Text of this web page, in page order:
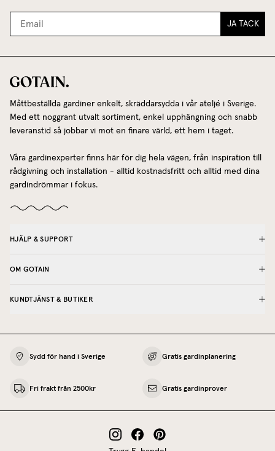
JA TACK
Måttbeställda gardiner enkelt, skräddarsydda i vår ateljé i Sverige.
Med ett noggrant utvalt sortiment, enkel upphängning och snabb
leveranstid så jobbar vi mot en finare värld, ett hem i taget.
Våra gardinexperter finns här för dig hela vägen, från inspiration till
rådgivning och installation - alltid kostnadsfritt och alltid med dina
gardindrömmar i fokus.
HJÄLP & SUPPORT
OM GOTAIN
KUNDTJÄNST & BUTIKER
Sydd för hand i Sverige Gratis gardinplanering
Fri frakt från 2500kr Gratis gardinprover